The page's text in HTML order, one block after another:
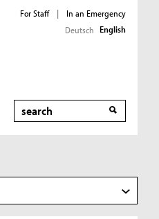
For Staff |
In an Emergency
Deutsch English
Search